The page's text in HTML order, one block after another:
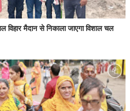
विहार मैदान से निकाला जाएगा विशाल चल